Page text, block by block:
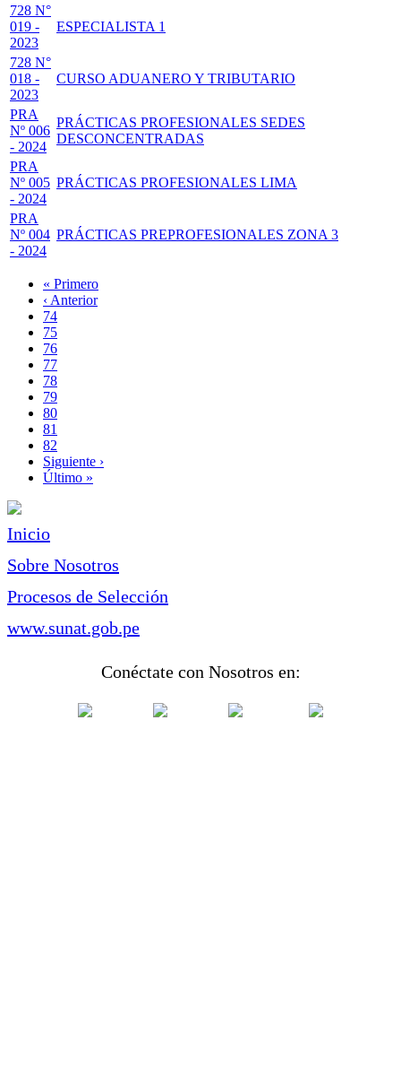
728 N°
019 -
2023
ESPECIALISTA 1
728 N°
018 -
2023
CURSO ADUANERO Y TRIBUTARIO
PRA
Nº 006
- 2024
PRÁCTICAS PROFESIONALES SEDES
DESCONCENTRADAS
PRA
Nº 005
- 2024
PRÁCTICAS PROFESIONALES LIMA
PRA
Nº 004
- 2024
PRÁCTICAS PREPROFESIONALES ZONA 3
Paginación
Primera
página
« Primero
Página
anterior
‹ Anterior
Page
74
Page
75
Page
76
Page
77
Página
actual
78
Page
79
Page
80
Page
81
Page
82
Siguiente
página
Siguiente ›
Última
Último »
Inicio
Sobre Nosotros
Procesos de Selección
www.sunat.gob.pe
Conéctate con Nosotros en: